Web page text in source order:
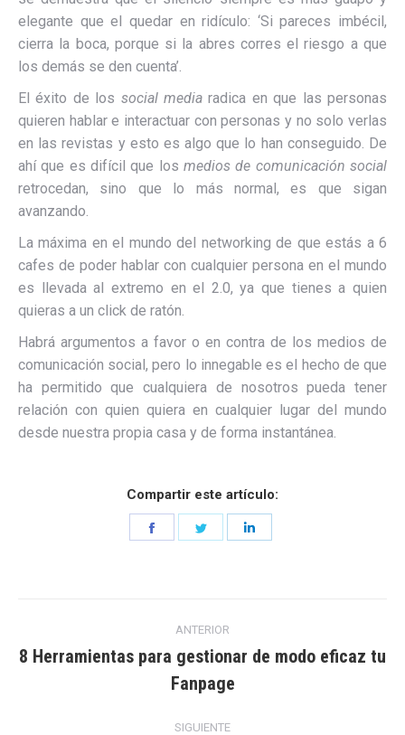
elegante que el quedar en ridículo: ‘Si pareces imbécil,
cierra la boca, porque si la abres corres el riesgo a que
los demás se den cuenta’.
El éxito de los social media radica en que las personas
quieren hablar e interactuar con personas y no solo verlas
en las revistas y esto es algo que lo han conseguido. De
ahí que es difícil que los medios de comunicación social
retrocedan, sino que lo más normal, es que sigan
avanzando.
La máxima en el mundo del networking de que estás a 6
cafes de poder hablar con cualquier persona en el mundo
es llevada al extremo en el 2.0, ya que tienes a quien
quieras a un click de ratón.
Habrá argumentos a favor o en contra de los medios de
comunicación social, pero lo innegable es el hecho de que
ha permitido que cualquiera de nosotros pueda tener
relación con quien quiera en cualquier lugar del mundo
desde nuestra propia casa y de forma instantánea.
Compartir este artículo:
Share
entre
ANTERIOR
anterior:
8 Herramientas para gestionar de modo eficaz tu
Fanpage
SIGUIENTE